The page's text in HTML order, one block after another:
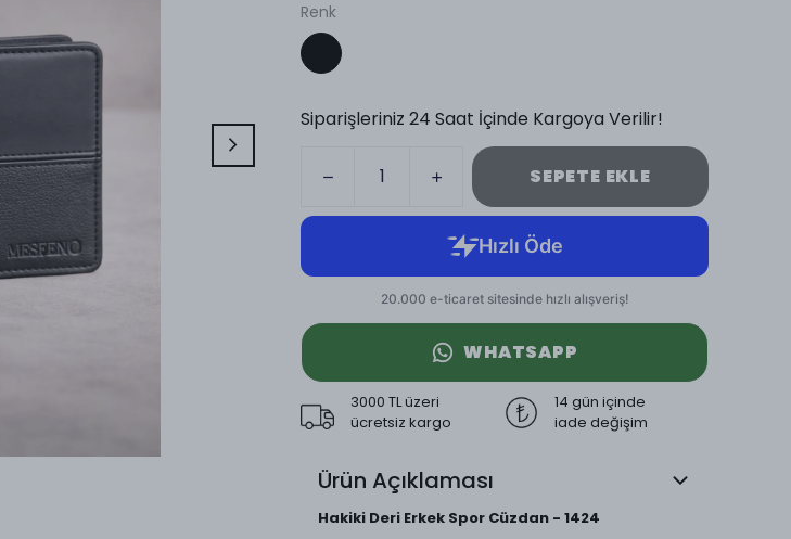
Renk
Siparişleriniz 24 Saat İçinde Kargoya Verilir!
SEPETE EKLE
WHATSAPP
3000 TL üzeri
ücretsiz kargo
14 gün içinde
iade değişim
Ürün Açıklaması
Hakiki Deri Erkek Spor Cüzdan - 1424